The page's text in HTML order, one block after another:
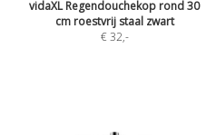
vidaXL Regendouchekop rond 30
cm roestvrij staal zwart
€ 32,-